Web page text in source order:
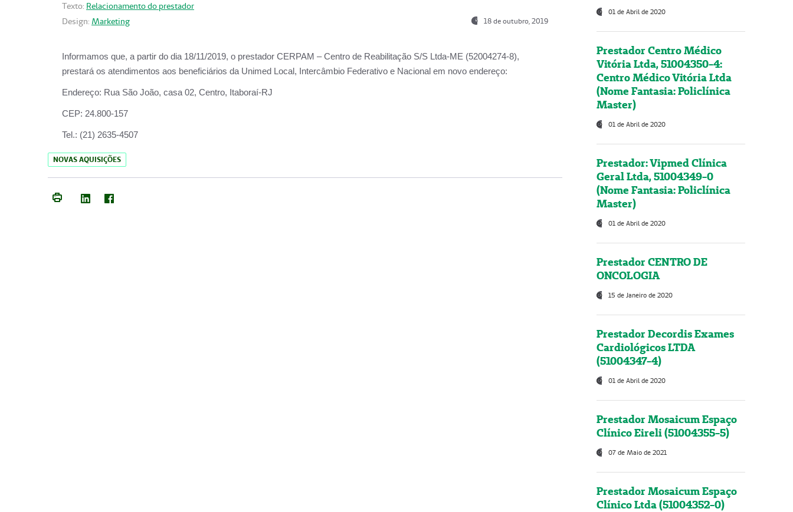
Texto: Relacionamento do prestador
Design: Marketing 18 de outubro, 2019
Informamos que, a partir do dia 18/11/2019, o prestador CERPAM – Centro de Reabilitação S/S Ltda-ME (52004274-8),
prestará os atendimentos aos beneficiários da Unimed Local, Intercâmbio Federativo e Nacional em novo endereço:
Endereço: Rua São João, casa 02, Centro, Itaboraí-RJ
CEP: 24.800-157
Tel.: (21) 2635-4507
NOVAS AQUISIÇÕES
01 de Abril de 2020
Prestador Centro Médico
Vitória Ltda, 51004350-4:
Centro Médico Vitória Ltda
(Nome Fantasia: Policlínica
Master)
01 de Abril de 2020
Prestador: Vipmed Clínica
Geral Ltda, 51004349-0
(Nome Fantasia: Policlínica
Master)
01 de Abril de 2020
Prestador CENTRO DE
ONCOLOGIA
15 de Janeiro de 2020
Prestador Decordis Exames
Cardiológicos LTDA
(51004347-4)
01 de Abril de 2020
Prestador Mosaicum Espaço
Clínico Eireli (51004355-5)
07 de Maio de 2021
Prestador Mosaicum Espaço
Clínico Ltda (51004352-0)